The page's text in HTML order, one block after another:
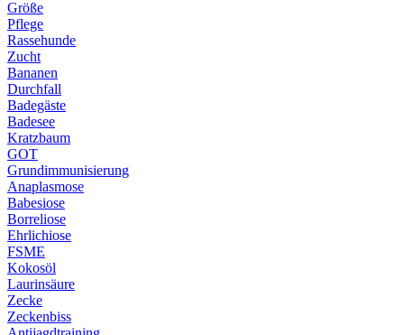
Größe
Pflege
Rassehunde
Zucht
Bananen
Durchfall
Badegäste
Badesee
Kratzbaum
GOT
Grundimmunisierung
Anaplasmose
Babesiose
Borreliose
Ehrlichiose
FSME
Kokosöl
Laurinsäure
Zecke
Zeckenbiss